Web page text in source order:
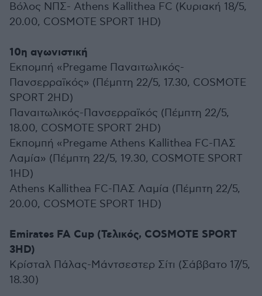
Βόλος ΝΠΣ- Athens Kallithea FC (Κυριακή 18/5,
20.00, COSMOTE SPORT 1HD)
10η αγωνιστική
Εκπομπή «Pregame Παναιτωλικός-
Πανσερραϊκός» (Πέμπτη 22/5, 17.30, COSMOTE
SPORT 2HD)
Παναιτωλικός-Πανσερραϊκός (Πέμπτη 22/5,
18.00, COSMOTE SPORT 2HD)
Εκπομπή «Pregame Athens Kallithea FC-ΠΑΣ
Λαμία» (Πέμπτη 22/5, 19.30, COSMOTE SPORT
1HD)
Athens Kallithea FC-ΠΑΣ Λαμία (Πέμπτη 22/5,
20.00, COSMOTE SPORT 1HD)
Emirates FA Cup (Τελικός, COSMOTE SPORT
3HD)
Κρίσταλ Πάλας-Μάντσεστερ Σίτι (Σάββατο 17/5,
18.30)